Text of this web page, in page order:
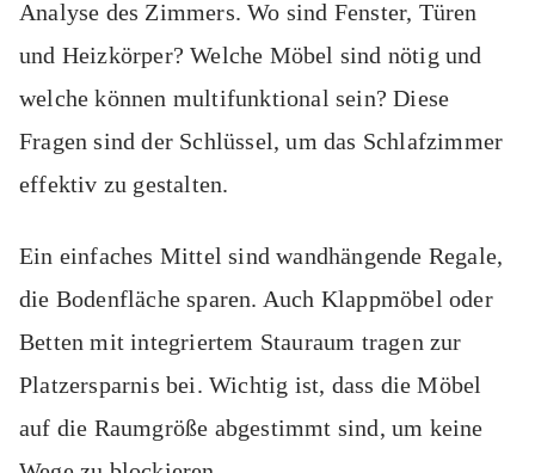
Analyse des Zimmers. Wo sind Fenster, Türen
und Heizkörper? Welche Möbel sind nötig und
welche können multifunktional sein? Diese
Fragen sind der Schlüssel, um das Schlafzimmer
effektiv zu gestalten.
Ein einfaches Mittel sind wandhängende Regale,
die Bodenfläche sparen. Auch Klappmöbel oder
Betten mit integriertem Stauraum tragen zur
Platzersparnis bei. Wichtig ist, dass die Möbel
auf die Raumgröße abgestimmt sind, um keine